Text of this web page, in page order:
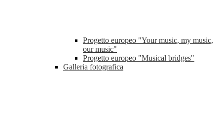
Progetto europeo "Your music, my music,
our music"
Progetto europeo "Musical bridges"
Galleria fotografica